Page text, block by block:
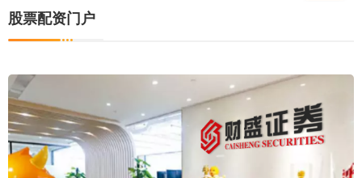
股票配资门户